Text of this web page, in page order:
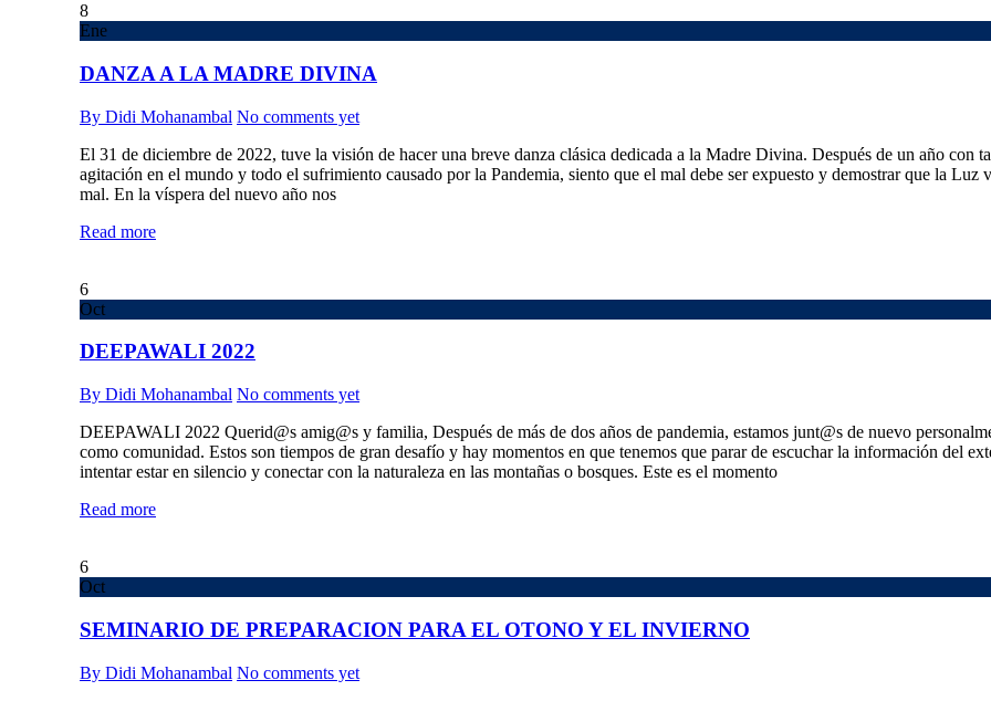
8
Ene
DANZA A LA MADRE DIVINA
By Didi Mohanambal No comments yet
El 31 de diciembre de 2022, tuve la visión de hacer una breve danza clásica dedicada a la Madre Divina. Después de un año con
agitación en el mundo y todo el sufrimiento causado por la Pandemia, siento que el mal debe ser expuesto y demostrar que la Luz
mal. En la víspera del nuevo año nos
Read more
6
Oct
DEEPAWALI 2022
By Didi Mohanambal No comments yet
DEEPAWALI 2022 Querid@s amig@s y familia, Después de más de dos años de pandemia, estamos junt@s de nuevo
como comunidad. Estos son tiempos de gran desafío y hay momentos en que tenemos que parar de escuchar la información del
intentar estar en silencio y conectar con la naturaleza en las montañas o bosques. Este es el momento
Read more
6
Oct
SEMINARIO DE PREPARACION PARA EL OTONO Y EL INVIERNO
By Didi Mohanambal No comments yet